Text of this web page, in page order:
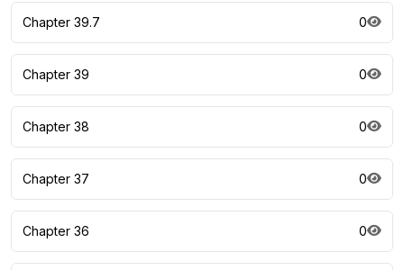
Chapter 39.7 0
Chapter 39 0
Chapter 38 0
Chapter 37 0
Chapter 36 0